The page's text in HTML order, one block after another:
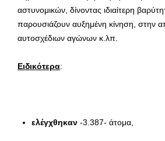
αστυνομικών, δίνοντας ιδιαίτερη
παρουσιάζουν αυξημένη κίνηση, στην
αυτοσχέδιων αγώνων κ.λπ.
Ειδικότερα:
ελέγχθηκαν -3.387- άτομα,